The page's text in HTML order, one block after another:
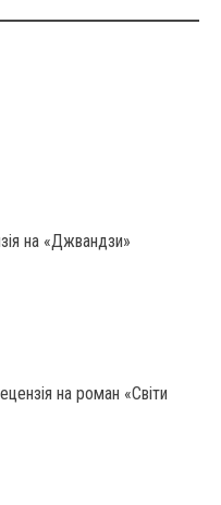
на «Джвандзи»
на роман «Світи